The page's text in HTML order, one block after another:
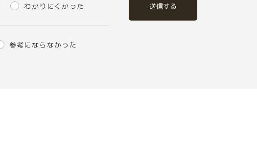
わかりにくかった
参考にならなかった
送信する